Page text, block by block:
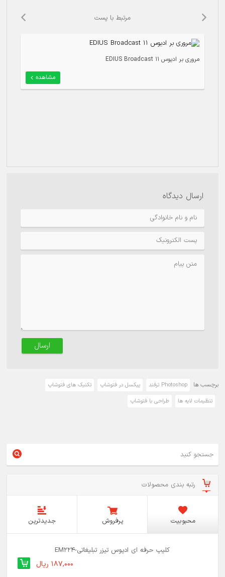
مرتبط با پست
مروری بر ادیوس 11 EDIUS Broadcast
مشاهده
ارسال دیدگاه
ارسال
برچسب ها Photoshop ترفند پیکسل در فتوشاپ
تکنیک های فتوشاپ
تنظیمات لایه ها
طراحی با فتوشاپ
رتبه بندی محصولات
محبوبیت پرفروش جدیدترین
کلیپ حرفه ای ادیوس تیزر تبلیغاتی-EM224
187,000 ریال